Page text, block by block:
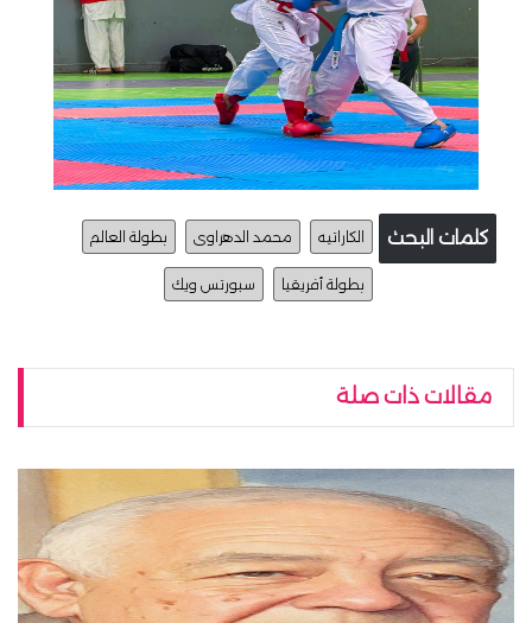
كلمات البحث الكاراتيه محمد الدهراوى بطولة العالم
بطولة أفريقيا سبورتس ويك
مقالات ذات صلة